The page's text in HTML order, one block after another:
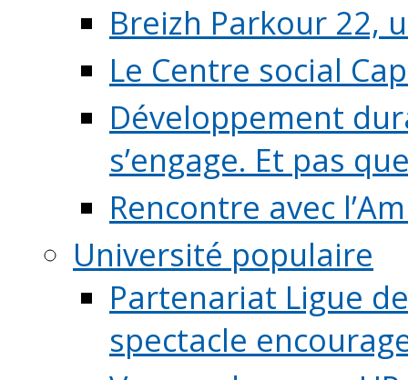
Breizh Parkour 22,
Le Centre social
Développement
s’engage. Et pas
Rencontre avec
Université populaire
Partenariat Ligue
spectacle